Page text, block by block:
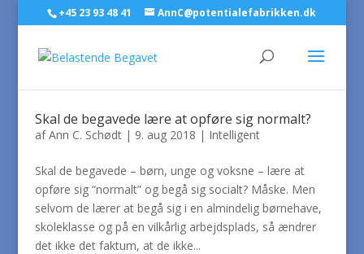
+45 23 93 48 41 AnnC@potentialefabrikken.dk
Skal de begavede lære at opføre sig normalt?
afAnn C. Schødt| 9. aug 2018 | Intelligent
Skal de begavede – børn, unge og voksne – lære at
opføre sig “normalt” og begå sig socialt? Måske. Men
selvom de lærer at begå sig i en almindelig børnehave,
skoleklasse og på en vilkårlig arbejdsplads, så ændrer
det ikke det faktum, at de ikke...